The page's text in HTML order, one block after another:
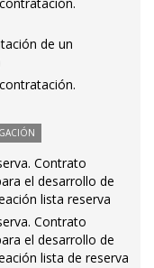
de un
Contrato
el desarrollo de
lista reserva
Contrato
el desarrollo de
lista de reserva